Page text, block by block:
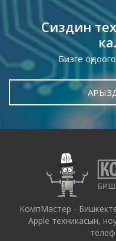
Сиздин
Бизге
КомпМастер -
Apple техникасын,